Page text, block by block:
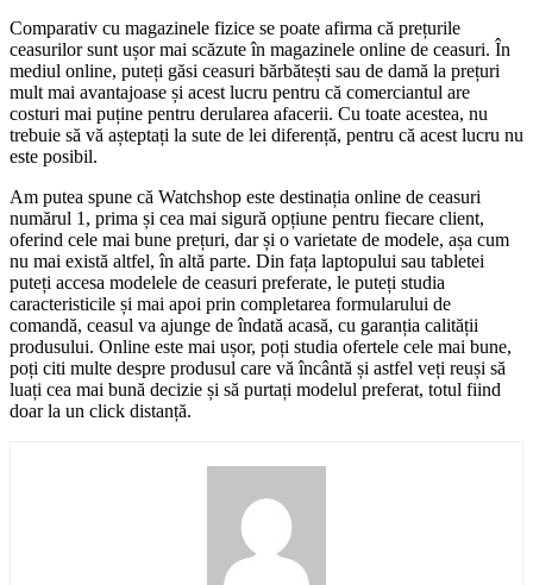
Comparativ cu magazinele fizice se poate afirma că prețurile
ceasurilor sunt ușor mai scăzute în magazinele online de ceasuri. În
mediul online, puteți găsi ceasuri bărbătești sau de damă la prețuri
mult mai avantajoase și acest lucru pentru că comerciantul are
costuri mai puține pentru derularea afacerii. Cu toate acestea, nu
trebuie să vă așteptați la sute de lei diferență, pentru că acest lucru nu
este posibil.
Am putea spune că Watchshop este destinația online de ceasuri
numărul 1, prima și cea mai sigură opțiune pentru fiecare client,
oferind cele mai bune prețuri, dar și o varietate de modele, așa cum
nu mai există altfel, în altă parte. Din fața laptopului sau tabletei
puteți accesa modelele de ceasuri preferate, le puteți studia
caracteristicile și mai apoi prin completarea formularului de
comandă, ceasul va ajunge de îndată acasă, cu garanția calității
produsului. Online este mai ușor, poți studia ofertele cele mai bune,
poți citi multe despre produsul care vă încântă și astfel veți reuși să
luați cea mai bună decizie și să purtați modelul preferat, totul fiind
doar la un click distanță.